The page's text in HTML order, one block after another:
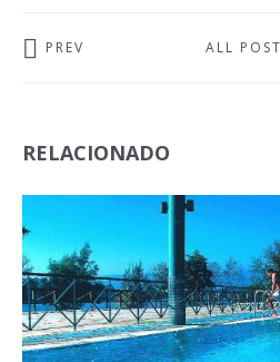
PREV ALL
RELACIONADO